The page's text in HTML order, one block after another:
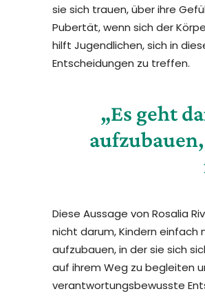
sie sich trauen, über ihre
Pubertät, wenn sich der
hilft Jugendlichen, sich in
Entscheidungen zu treffen.
„Es geht
Diese Aussage von Rosalia
nicht darum, Kindern einfach
aufzubauen, in der sie sich
auf ihrem Weg zu begleiten
verantwortungsbewusste